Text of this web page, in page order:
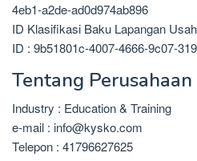
4eb1-a2de-ad0d974ab896
ID Klasifikasi Baku Lapangan
ID : 9b51801c-4007-4666-9c07-
Tentang Perusahaan
Industry : Education & Training
e-mail : info@kysko.com
Telepon : 41796627625